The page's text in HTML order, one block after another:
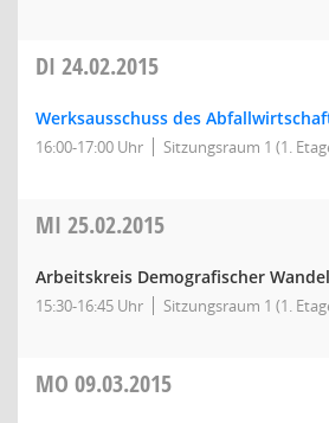
DI 24.02.2015
Werksausschuss des
16:00-17:00 Uhr Sitzungsraum 1 (1.
MI 25.02.2015
Arbeitskreis Demografischer Wandel
15:30-16:45 Uhr Sitzungsraum 1 (1.
MO 09.03.2015